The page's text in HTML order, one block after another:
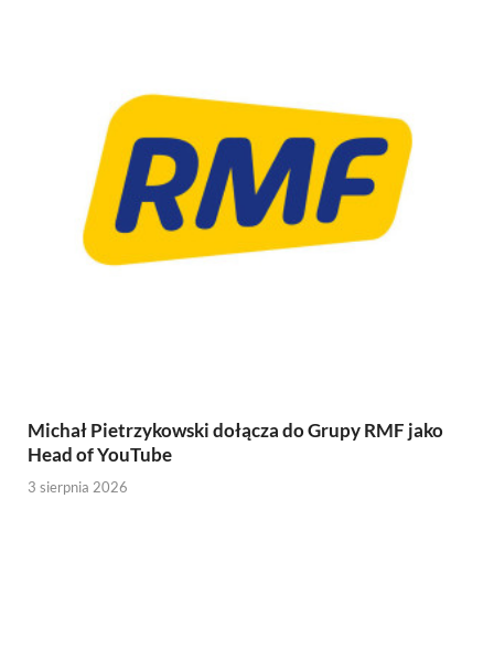
Michał Pietrzykowski dołącza do Grupy RMF jako
Head of YouTube
3 sierpnia 2026